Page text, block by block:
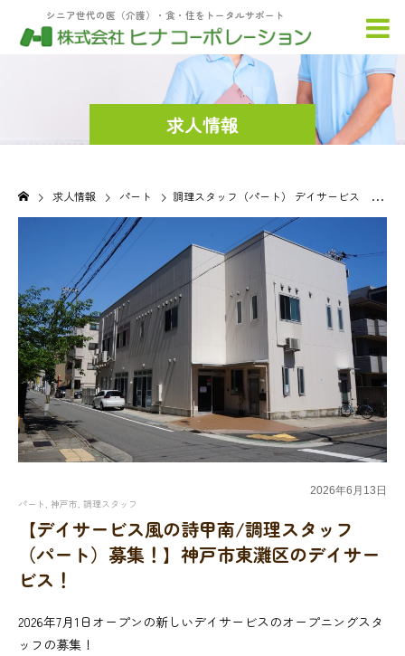
シニア世代の医（介護）・食・住をトータルサポート
求人情報
求人情報 パート 調理スタッフ（パート） デイサービス 風の詩甲南
2026年6月 13日
パート 神戸市 調理スタッフ
【デイサービス風の詩甲南/調理スタッフ
（パート）募集！】神戸市東灘区のデイサー
ビス！
2026年7月1日オープンの新しいデイサービスのオープニングスタ
ッフの募集！